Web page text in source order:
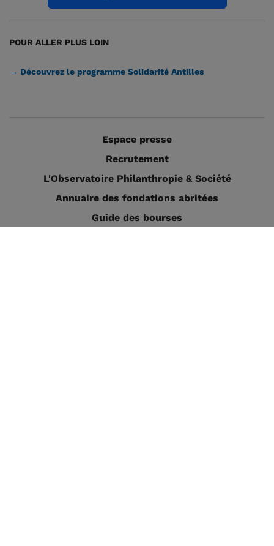
POUR ALLER PLUS LOIN
→ Découvrez le programme Solidarité Antilles
Espace presse
Recrutement
L'Observatoire Philanthropie & Société
Annuaire des fondations abritées
Guide des bourses